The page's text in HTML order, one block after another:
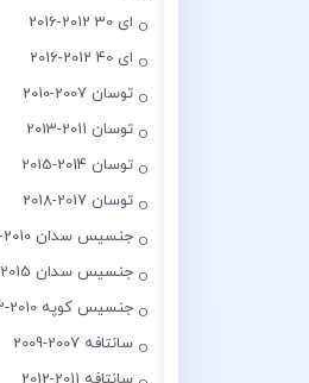
ای 30 2012-2016
ای 40 2012-2016
توسان 2007-2010
توسان 2011-2013
توسان 2014-2015
توسان 2017-2018
جنسیس سدان 2010-2013
جنسیس سدان 2015-2018
جنسیس کوپه 2010-2013
سانتافه 2007-2009